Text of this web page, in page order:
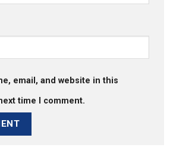
email, and website in this
time I comment.